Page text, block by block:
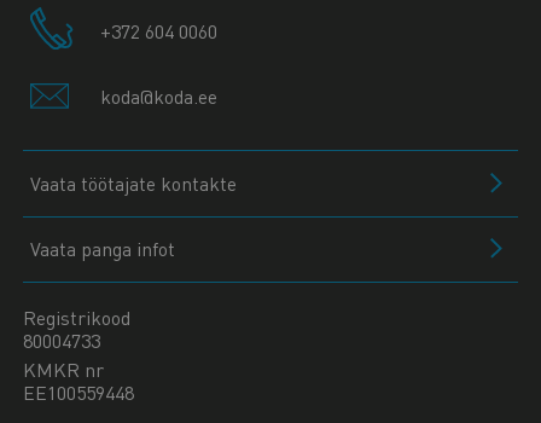
+372 604 0060
koda@koda.ee
Vaata töötajate kontakte
Vaata panga infot
Registrikood
80004733
KMKR nr
EE100559448